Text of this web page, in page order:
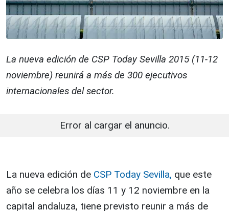
La nueva edición de CSP Today Sevilla 2015 (11-12
noviembre) reunirá a más de 300 ejecutivos
internacionales del sector.
Error al cargar el anuncio.
La nueva edición de CSP Today Sevilla, que este
año se celebra los días 11 y 12 noviembre en la
capital andaluza, tiene previsto reunir a más de